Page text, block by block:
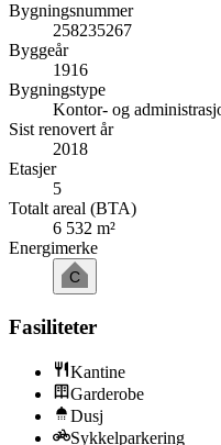
Bygningsnummer
258235267
Byggeår
1916
Bygningstype
Kontor- og
Sist renovert år
2018
Etasjer
5
Totalt areal (BTA)
6 532 m²
Energimerke
C
Fasiliteter
Kantine
Garderobe
Dusj
Sykkelparkering